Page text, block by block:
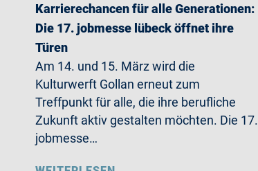
Karrierechancen für alle Generationen:
Die 17. jobmesse lübeck öffnet ihre
Türen
Am 14. und 15. März wird die
Kulturwerft Gollan erneut zum
Treffpunkt für alle, die ihre berufliche
Zukunft aktiv gestalten möchten. Die 17.
jobmesse…